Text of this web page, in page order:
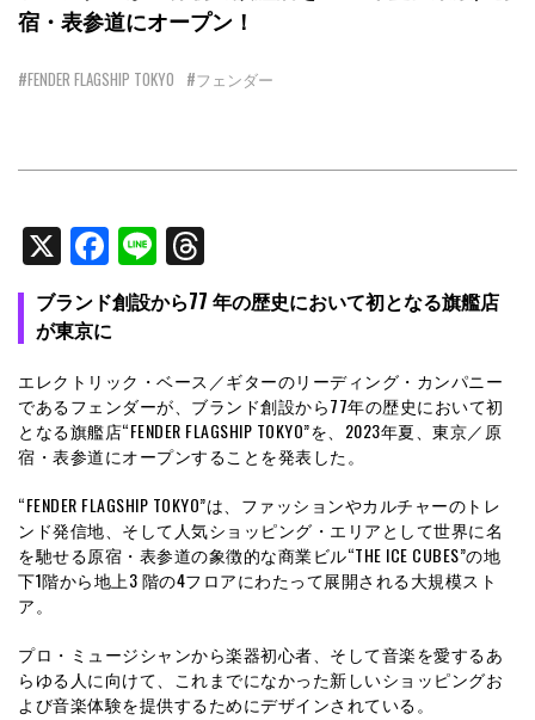
宿・表参道にオープン！
#FENDER FLAGSHIP TOKYO #フェンダー
X Facebook
Line
ブランド創設から77 年の歴史において初となる旗艦店
が東京に
エレクトリック・ベース／ギターのリーディング・カンパニー
であるフェンダーが、ブランド創設から77年の歴史において初
となる旗艦店“FENDER FLAGSHIP TOKYO”を、2023年夏、東京／原
宿・表参道にオープンすることを発表した。
“FENDER FLAGSHIP TOKYO”は、ファッションやカルチャーのトレ
ンド発信地、そして人気ショッピング・エリアとして世界に名
を馳せる原宿・表参道の象徴的な商業ビル“THE ICE CUBES”の地
下1階から地上3 階の4フロアにわたって展開される大規模スト
ア。
プロ・ミュージシャンから楽器初心者、そして音楽を愛するあ
らゆる人に向けて、これまでになかった新しいショッピングお
よび音楽体験を提供するためにデザインされている。